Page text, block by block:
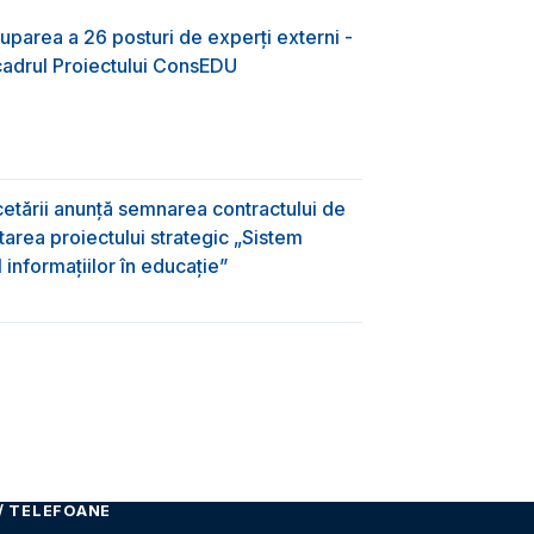
a 26 posturi de experți externi -
Proiectului ConsEDU
anunță semnarea contractului de
proiectului strategic „Sistem
în educație”
TELEFOANE